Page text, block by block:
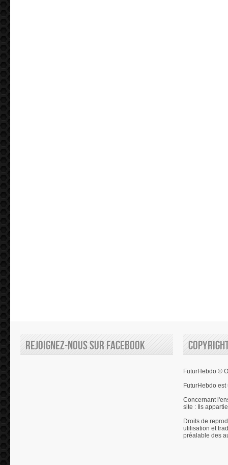
Rejoignez-nous sur Facebook
FuturHebdo ©
FuturHebdo
Concernant
site : Ils
Droits de
utilisation et
préalable des